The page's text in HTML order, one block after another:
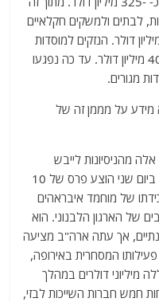
לבתים ולמשקים חקלאיים
הנזקים העקיפים נאמדים בכ 75 מיליון דולר. הנזקים למוסדות
כלכליים ומסחריים, מוערכים בשווי של 40 מיליון דולר. עד כה נפגעו
מידע על מממן זה של
מהניסיונות לייבש
כספית את ארגון הטרור של חיזבאללה. ביום שני הוצע פרס של 10
של מוחמד איבראהים
של הארגון הלבנוני. הוא
אך עתה ארה"ב מציעה
המסחרית באירופה,
מיליוני דולרים במהלך
חמש חברות השייכות לבזי,